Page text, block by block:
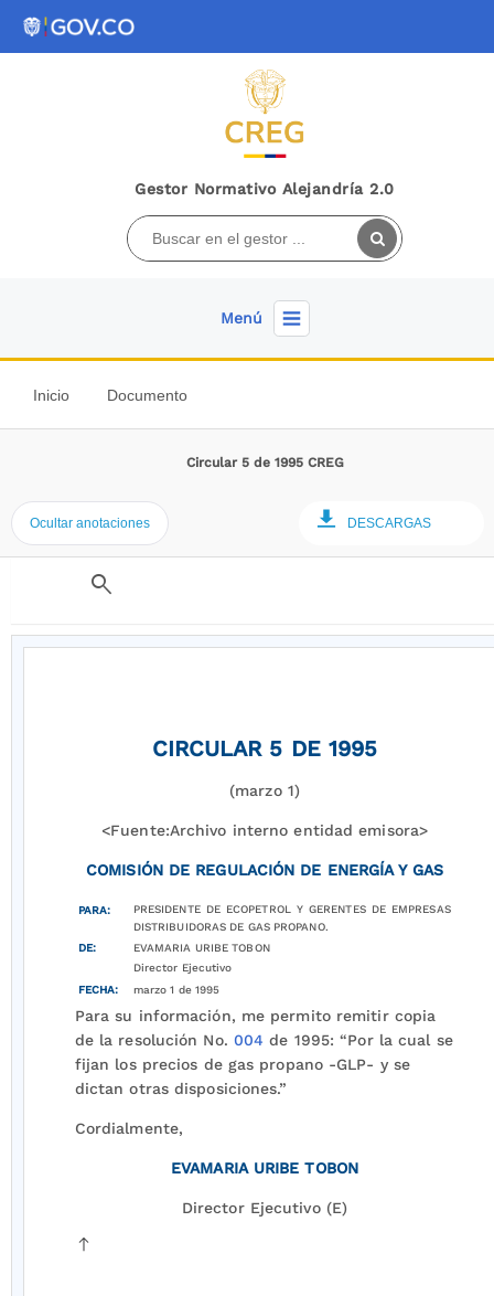
Gestor Normativo Alejandría 2.0
Menú
Inicio Documento
Circular 5 de 1995 CREG
Ocultar anotaciones DESCARGAS
search
CIRCULAR 5 DE 1995
(marzo 1)
<Fuente:Archivo interno entidad emisora>
COMISIÓN DE REGULACIÓN DE ENERGÍA Y GAS
PARA:
PRESIDENTE DE ECOPETROL Y GERENTES DE EMPRESAS
DISTRIBUIDORAS DE GAS PROPANO.
DE:
EVAMARIA URIBE TOBON
Director Ejecutivo
FECHA:
marzo 1 de 1995
Para su información, me permito remitir copia
de la resolución No. 004 de 1995: “Por la cual se
fijan los precios de gas propano -GLP- y se
dictan otras disposiciones.”
Cordialmente,
EVAMARIA URIBE TOBON
Director Ejecutivo (E)